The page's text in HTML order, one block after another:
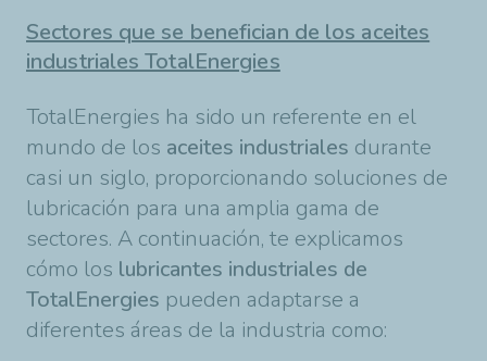
Sectores que se benefician de los aceites
industriales TotalEnergies
TotalEnergies ha sido un referente en el
mundo de los aceites industriales durante
casi un siglo, proporcionando soluciones de
lubricación para una amplia gama de
sectores. A continuación, te explicamos
cómo los lubricantes industriales de
TotalEnergies pueden adaptarse a
diferentes áreas de la industria como: